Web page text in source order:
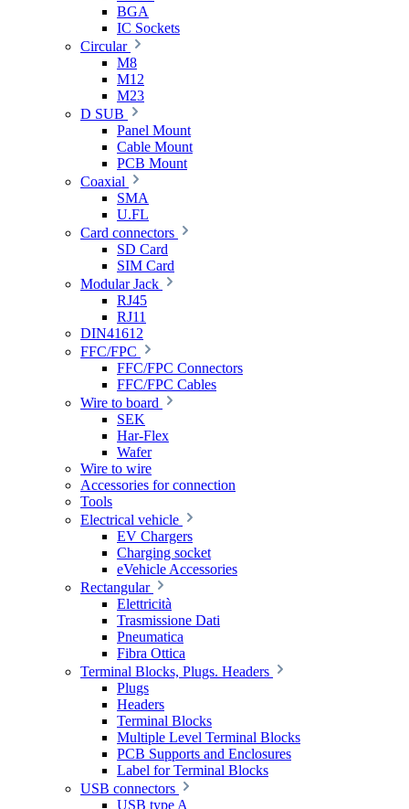
BGA
IC Sockets
Circular
M8
M12
M23
D SUB
Panel Mount
Cable Mount
PCB Mount
Coaxial
SMA
U.FL
Card connectors
SD Card
SIM Card
Modular Jack
RJ45
RJ11
DIN41612
FFC/FPC
FFC/FPC Connectors
FFC/FPC Cables
Wire to board
SEK
Har-Flex
Wafer
Wire to wire
Accessories for connection
Tools
Electrical vehicle
EV Chargers
Charging socket
eVehicle Accessories
Rectangular
Elettricità
Trasmissione Dati
Pneumatica
Fibra Ottica
Terminal Blocks, Plugs. Headers
Plugs
Headers
Terminal Blocks
Multiple Level Terminal Blocks
PCB Supports and Enclosures
Label for Terminal Blocks
USB connectors
USB type A